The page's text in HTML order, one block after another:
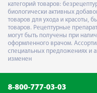
категорий товаров:
биологически активных
товаров для ухода и красоты,
товаров. Рецептурные
могут быть получены при
оформленного врачом.
специальных предложениях и
изменен
8-800-777-03-03